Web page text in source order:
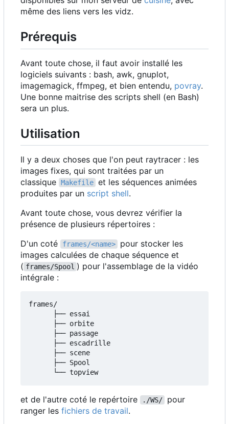
même des liens vers les vidz.
Prérequis
Avant toute chose, il faut avoir installé les
logiciels suivants : bash, awk, gnuplot,
imagemagick, ffmpeg, et bien entendu, povray.
Une bonne maitrise des scripts shell (en Bash)
sera un plus.
Utilisation
Il y a deux choses que l'on peut raytracer : les
images fixes, qui sont traitées par un
classique Makefile et les séquences animées
produites par un script shell.
Avant toute chose, vous devrez vérifier la
présence de plusieurs répertoires :
D'un coté
frames/<name>
pour stocker les
images calculées de chaque séquence et
( frames/Spool ) pour l'assemblage de la vidéo
intégrale :
frames/
      ├── essai
      ├── orbite
      ├── passage
      ├── escadrille
      ├── scene
      ├── Spool
et de l'autre coté le repértoire ./WS/
pour
ranger les fichiers de travail.